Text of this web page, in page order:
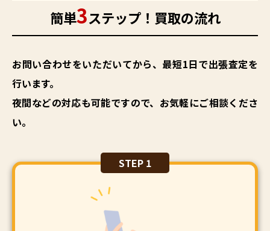
簡単3ステップ！買取の流れ
お問い合わせをいただいてから、最短1日で出張査定を
行います。
夜間などの対応も可能ですので、お気軽にご相談くださ
い。
STEP 1